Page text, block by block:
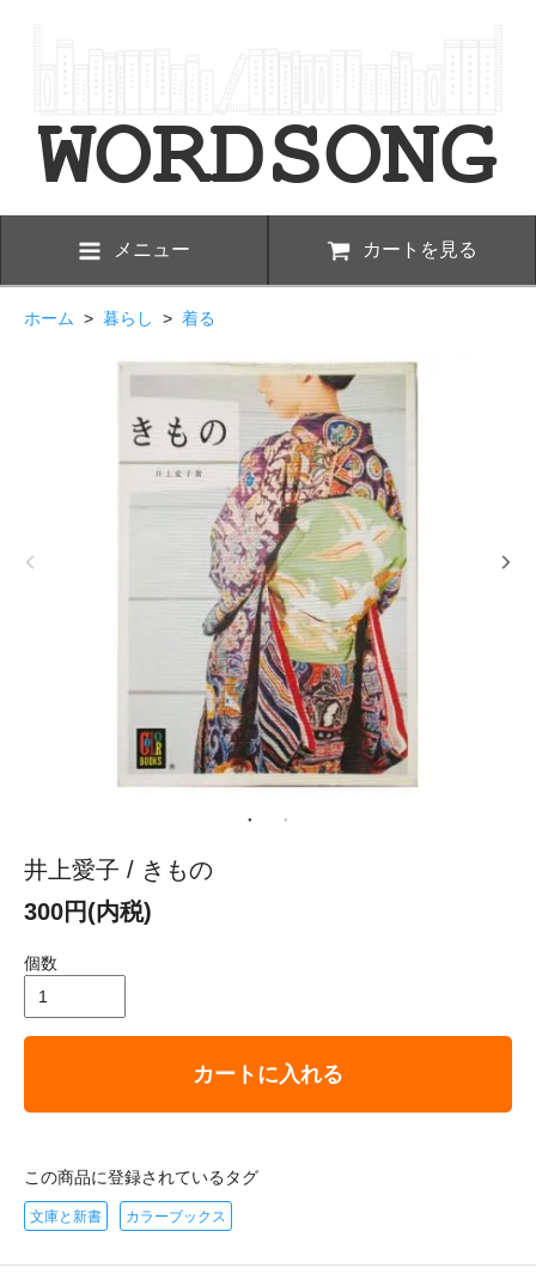
メニュー カートを見る
ホーム > 暮らし > 着る
井上愛子 / きもの
300円(内税)
個数
カートに入れる
この商品に登録されているタグ
文庫と新書 カラーブックス